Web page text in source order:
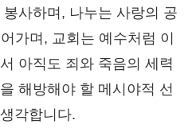
사하며, 나누는 사랑의 공
가며, 교회는 예수처럼 이
아직도 죄와 죽음의 세력
해방해야 할 메시야적 선
각합니다.